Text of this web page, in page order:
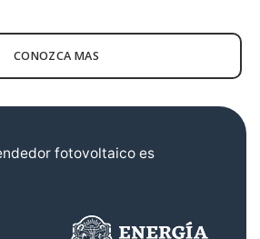
CONOZCA MAS
fotovoltaico es